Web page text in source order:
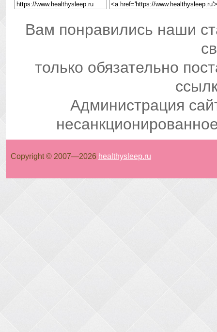
Вам понравились наши
только обязательно
Администрация
Copyright © 2007—2026 healthysleep.ru